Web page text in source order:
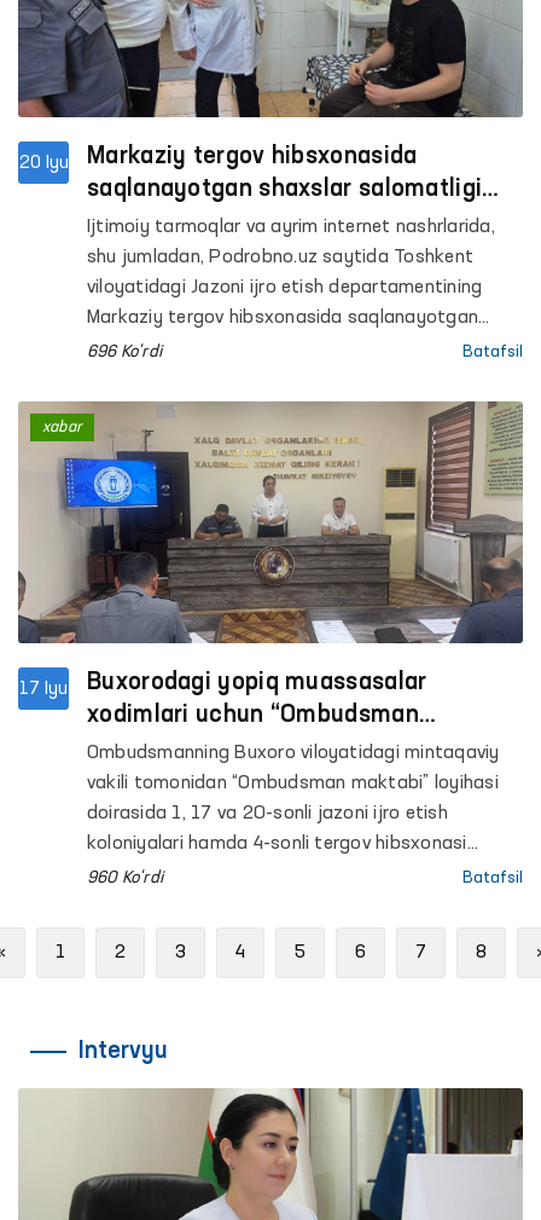
20 Iyu
Markaziy tergov hibsxonasida
saqlanayotgan shaxslar salomatligi
bilan bog‘liq xabarlar o‘rganildi
Ijtimoiy tarmoqlar va ayrim internet nashrlarida,
shu jumladan, Podrobno.uz saytida Toshkent
viloyatidagi Jazoni ijro etish departamentining
Markaziy tergov hibsxonasida saqlanayotgan
shaxslarning salomatligi bilan bog‘liq holatlar
holatni o‘rganish so‘ralgan xabarlar yuzasidan
quyidagilar maʼlum qilinadi.
696 Ko'rdi Batafsil
17 Iyu
Buxorodagi yopiq muassasalar
xodimlari uchun “Ombudsman
maktabi” tadbirlari o‘tkazildi
Ombudsmanning Buxoro viloyatidagi mintaqaviy
vakili tomonidan “Ombudsman maktabi” loyihasi
doirasida 1, 17 va 20-sonli jazoni ijro etish
koloniyalari hamda 4-sonli tergov hibsxonasi
maʼmuriyati xodimlari uchun qator tadbirlar
960 Ko'rdi Batafsil
xabar
Previous
1 2 3 4 5 6 7 8
Intervyu